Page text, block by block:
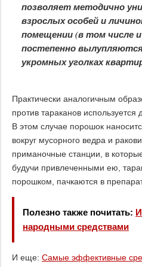
позволяет методично
взрослых особей и
помещении (в том числе
постепенно
укромных уголках
Практически аналогичным
против тараканов используется
В этом случае порошок
вокруг мусорного ведра и
приманочные станции, в
будучи привлеченными ею,
порошком, пачкаются в
Полезно также почитать:
народными средствами
И еще: Самые эффективные